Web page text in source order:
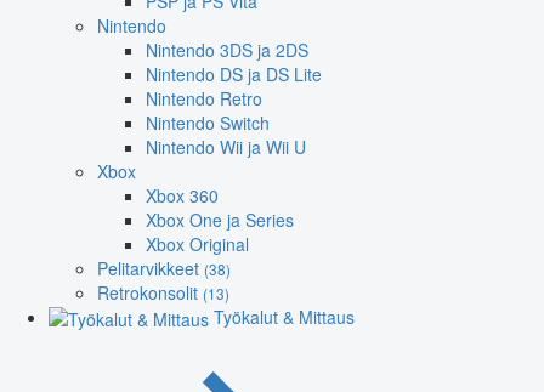
Nintendo
Nintendo 3DS ja 2DS
Nintendo DS ja DS Lite
Nintendo Retro
Nintendo Switch
Nintendo Wii ja Wii U
Xbox
Xbox 360
Xbox One ja Series
Xbox Original
Pelitarvikkeet (38)
Retrokonsolit (13)
Työkalut & Mittaus